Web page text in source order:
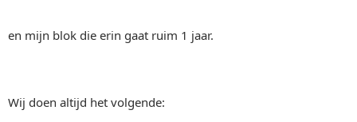
en mijn blok die erin gaat ruim 1 jaar.
Wij doen altijd het volgende: